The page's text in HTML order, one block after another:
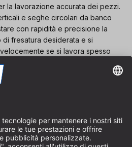
la lavorazione accurata dei pezzi.
e seghe circolari da banco
con rapidità e precisione la
fresatura desiderata e si
se si lavora spesso
con utensili manuali, la
seguita dalla tracciatura. Quando si
può spesso essere
ai sistemi della macchina, poiché